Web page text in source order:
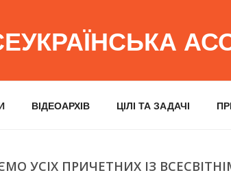
ВІДЕОАРХІВ ЦІЛІ ТА ЗАДАЧІ
УСІХ ПРИЧЕТНИХ ІЗ